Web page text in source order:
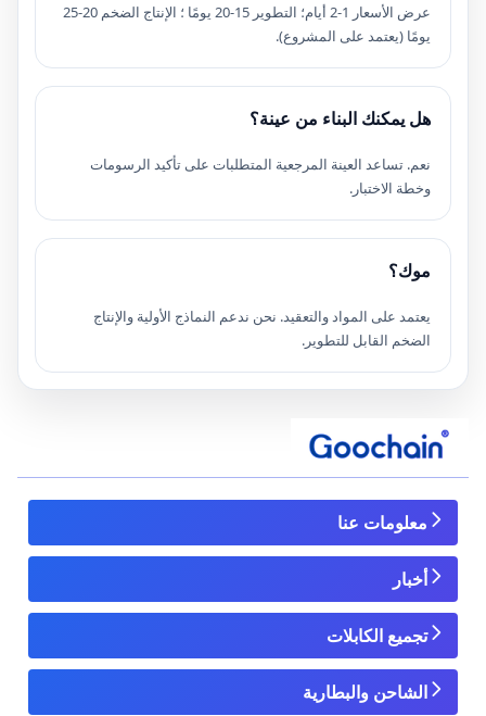
عرض الأسعار 1-2 أيام؛ التطوير 15-20 يومًا ؛ الإنتاج الضخم 20-25
يومًا (يعتمد على المشروع).
هل يمكنك البناء من عينة؟
نعم. تساعد العينة المرجعية المتطلبات على تأكيد الرسومات
وخطة الاختبار.
موك؟
يعتمد على المواد والتعقيد. نحن ندعم النماذج الأولية والإنتاج
الضخم القابل للتطوير.
معلومات عنا
أخبار
تجميع الكابلات
الشاحن والبطارية